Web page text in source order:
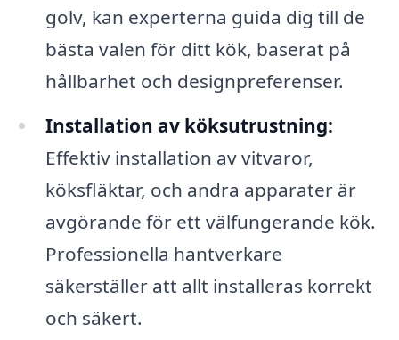
golv, kan experterna guida dig till de
bästa valen för ditt kök, baserat på
hållbarhet och designpreferenser.
Installation av köksutrustning:
Effektiv installation av vitvaror,
köksfläktar, och andra apparater är
avgörande för ett välfungerande kök.
Professionella hantverkare
säkerställer att allt installeras korrekt
och säkert.